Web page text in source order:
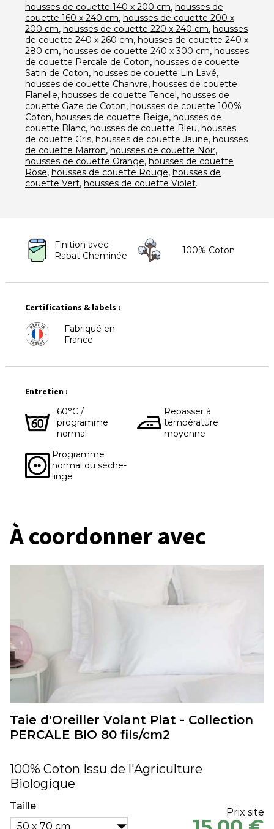
housses de couette 140 x 200 cm, housses de
couette 160 x 240 cm, housses de couette 200 x
200 cm, housses de couette 220 x 240 cm, housses
de couette 240 x 260 cm, housses de couette 240 x
280 cm, housses de couette 240 x 300 cm, housses
de couette Percale de Coton, housses de couette
Satin de Coton, housses de couette Lin Lavé,
housses de couette Chanvre, housses de couette
Flanelle, housses de couette Tencel, housses de
couette Gaze de Coton, housses de couette 100%
Coton, housses de couette Beige, housses de
couette Blanc, housses de couette Bleu, housses
de couette Gris, housses de couette Jaune, housses
de couette Marron, housses de couette Noir,
housses de couette Orange, housses de couette
Rose, housses de couette Rouge, housses de
couette Vert, housses de couette Violet.
Finition avec
Rabat Cheminée
100% Coton
Certifications & labels :
Fabriqué en
France
Entretien :
60°C /
programme
normal
Repasser à
température
moyenne
Programme
normal du sèche-
linge
À coordonner avec
Taie d'Oreiller Volant Plat - Collection
PERCALE BIO 80 fils/cm2
100% Coton Issu de l'Agriculture
Biologique
Taille
50 x 70 cm
Prix site